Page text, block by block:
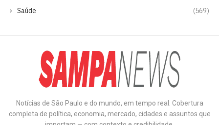
Saúde
(569)
Notícias de São Paulo e do mundo, em tempo real. Cobertura
completa de política, economia, mercado, cidades e assuntos que